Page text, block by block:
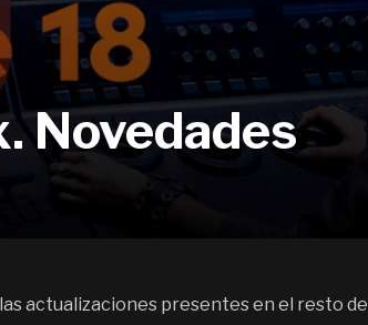
Novedades
actualizaciones presentes en el resto de